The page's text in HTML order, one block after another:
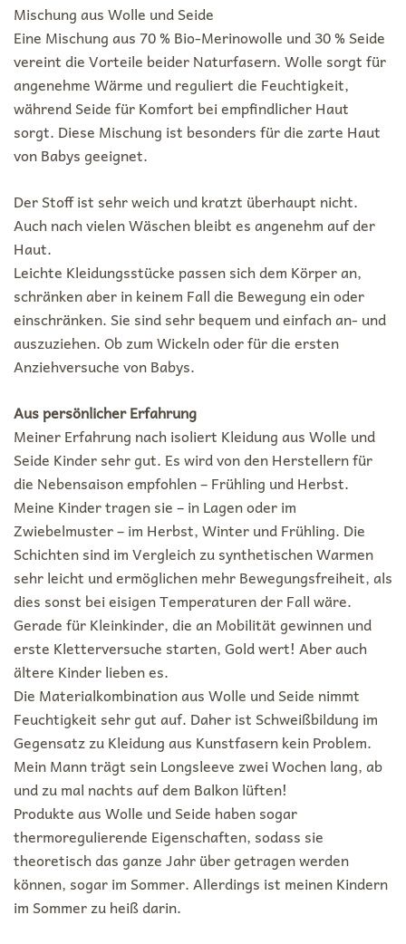
Mischung aus Wolle und Seide
Eine Mischung aus 70 % Bio-Merinowolle und 30 % Seide
vereint die Vorteile beider Naturfasern. Wolle sorgt für
angenehme Wärme und reguliert die Feuchtigkeit,
während Seide für Komfort bei empfindlicher Haut
sorgt. Diese Mischung ist besonders für die zarte Haut
von Babys geeignet.
Der Stoff ist sehr weich und kratzt überhaupt nicht.
Auch nach vielen Wäschen bleibt es angenehm auf der
Haut.
Leichte Kleidungsstücke passen sich dem Körper an,
schränken aber in keinem Fall die Bewegung ein oder
einschränken. Sie sind sehr bequem und einfach an- und
auszuziehen. Ob zum Wickeln oder für die ersten
Anziehversuche von Babys.
Aus persönlicher Erfahrung
Meiner Erfahrung nach isoliert Kleidung aus Wolle und
Seide Kinder sehr gut. Es wird von den Herstellern für
die Nebensaison empfohlen – Frühling und Herbst.
Meine Kinder tragen sie – in Lagen oder im
Zwiebelmuster – im Herbst, Winter und Frühling. Die
Schichten sind im Vergleich zu synthetischen Warmen
sehr leicht und ermöglichen mehr Bewegungsfreiheit, als
dies sonst bei eisigen Temperaturen der Fall wäre.
Gerade für Kleinkinder, die an Mobilität gewinnen und
erste Kletterversuche starten, Gold wert! Aber auch
ältere Kinder lieben es.
Die Materialkombination aus Wolle und Seide nimmt
Feuchtigkeit sehr gut auf. Daher ist Schweißbildung im
Gegensatz zu Kleidung aus Kunstfasern kein Problem.
Mein Mann trägt sein Longsleeve zwei Wochen lang, ab
und zu mal nachts auf dem Balkon lüften!
Produkte aus Wolle und Seide haben sogar
thermoregulierende Eigenschaften, sodass sie
theoretisch das ganze Jahr über getragen werden
können, sogar im Sommer. Allerdings ist meinen Kindern
im Sommer zu heiß darin.